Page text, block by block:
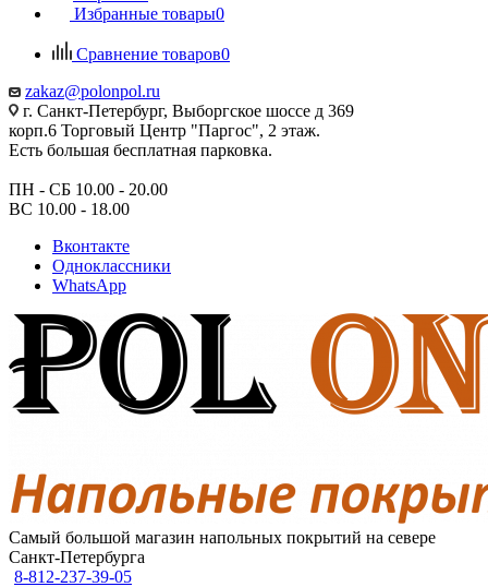
Избранные товары0
Сравнение товаров0
zakaz@polonpol.ru
г. Санкт-Петербург, Выборгское шоссе д 369
корп.6 Торговый Центр "Паргос", 2 этаж.
Есть большая бесплатная парковка.
ПН - СБ 10.00 - 20.00
ВС 10.00 - 18.00
Вконтакте
Одноклассники
WhatsApp
Самый большой магазин напольных покрытий на севере
Санкт-Петербурга
8-812-237-39-05